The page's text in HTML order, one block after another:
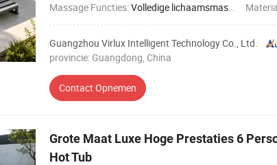
Massage Functies:Volledige lichaamsmassage
Guangzhou Virlux Intelligent Technology Co., Ltd.
provincie: Guangdong, China
Contact Opnemen
Grote Maat Luxe Hoge Prestaties 6
Hot Tub